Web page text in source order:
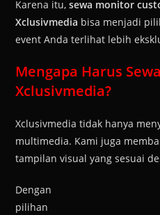
Karena itu,sewa monitor
Xclusivmedia bisa menjadi
event Anda terlihat lebih
Mengapa Harus
Xclusivmedia?
Xclusivmedia tidak hanya
multimedia. Kami juga
tampilan visual yang sesuai
Dengan
pilihan